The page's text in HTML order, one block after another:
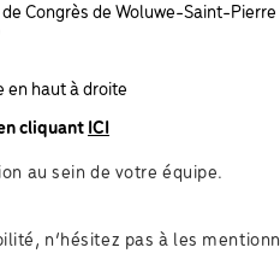
Congrès de Woluwe-Saint-
en haut à droite
cliquant ICI
au sein de votre équipe.
n’hésitez pas à les